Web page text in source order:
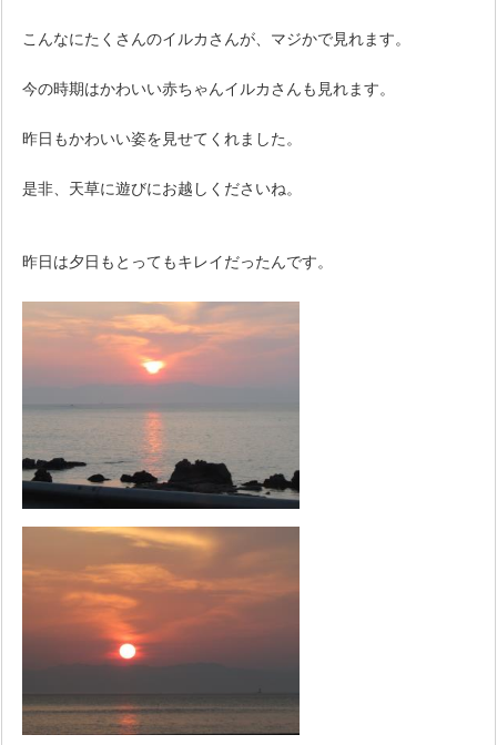
こんなにたくさんのイルカさんが、マジかで見れます。
今の時期はかわいい赤ちゃんイルカさんも見れます。
昨日もかわいい姿を見せてくれました。
是非、天草に遊びにお越しくださいね。
昨日は夕日もとってもキレイだったんです。